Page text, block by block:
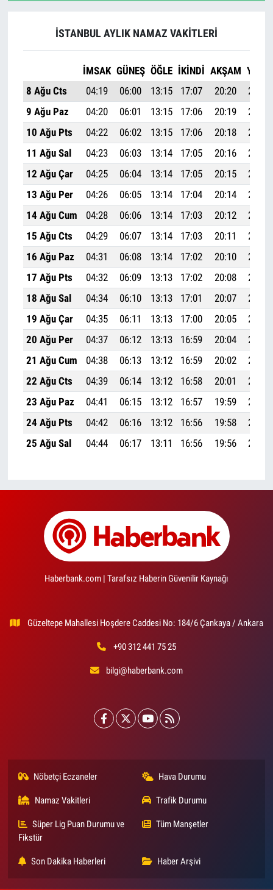
İSTANBUL AYLIK NAMAZ VAKITLERI
İMSAK GÜNEŞ ÖĞLE İKINDI AKŞAM YATSI
8 Ağu Cts
04:19 06:00 13:15 17:07 20:20
21:54
9 Ağu Paz
04:20 06:01 13:15 17:06 20:19
21:52
10 Ağu Pts
04:22 06:02 13:15 17:06 20:18
21:50
11 Ağu Sal
04:23 06:03 13:14 17:05 20:16
21:49
12 Ağu Çar
04:25 06:04 13:14 17:05 20:15
21:47
13 Ağu Per
04:26 06:05 13:14 17:04 20:14
21:45
14 Ağu Cum
04:28 06:06 13:14 17:03 20:12
21:43
15 Ağu Cts
04:29 06:07 13:14 17:03 20:11
21:41
16 Ağu Paz
04:31 06:08 13:14 17:02 20:10
21:40
17 Ağu Pts
04:32 06:09 13:13 17:02 20:08
21:38
18 Ağu Sal
04:34 06:10 13:13 17:01 20:07
21:36
19 Ağu Çar
04:35 06:11 13:13 17:00 20:05
21:34
20 Ağu Per
04:37 06:12 13:13 16:59 20:04
21:32
21 Ağu Cum
04:38 06:13 13:12 16:59 20:02
21:30
22 Ağu Cts
04:39 06:14 13:12 16:58 20:01
21:28
23 Ağu Paz
04:41 06:15 13:12 16:57 19:59
21:27
24 Ağu Pts
04:42 06:16 13:12 16:56 19:58
21:25
25 Ağu Sal
04:44 06:17 13:11 16:56 19:56 21:23
Haberbank.com | Tarafsız Haberin Güvenilir Kaynağı
Güzeltepe Mahallesi Hoşdere Caddesi No: 184/6 Çankaya / Ankara
+90 312 441 75 25
bilgi@haberbank.com
Nöbetçi Eczaneler Hava Durumu
Namaz Vakitleri Trafik Durumu
Süper Lig Puan Durumu ve
Fikstür
Tüm Manşetler
Son Dakika Haberleri Haber Arşivi